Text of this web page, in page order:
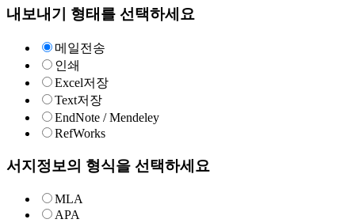
내보내기 형태를 선택하세요
메일전송
인쇄
Excel저장
Text저장
EndNote / Mendeley
RefWorks
서지정보의 형식을 선택하세요
MLA
APA